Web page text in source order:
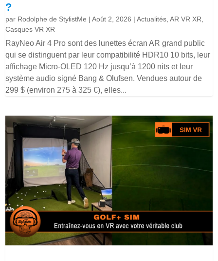
?
par Rodolphe de StylistMe |Août 2, 2026 |Actualités ,AR VR XR
Casques VR XR
RayNeo Air 4 Pro sont des lunettes écran AR grand public
qui se distinguent par leur compatibilité HDR10 10 bits, leur
affichage Micro-OLED 120 Hz jusqu’à 1200 nits et leur
système audio signé Bang & Olufsen. Vendues autour de
299 $ (environ 275 à 325 €), elles...